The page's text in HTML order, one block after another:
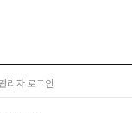
리자 로그인